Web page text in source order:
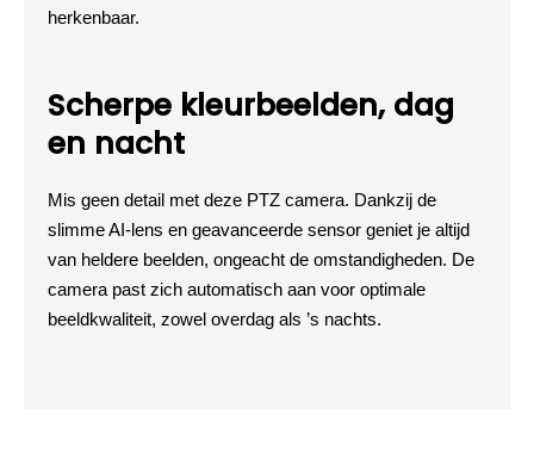
herkenbaar.
Scherpe kleurbeelden, dag
en nacht
Mis geen detail met deze PTZ camera. Dankzij de
slimme AI-lens en geavanceerde sensor geniet je altijd
van heldere beelden, ongeacht de omstandigheden. De
camera past zich automatisch aan voor optimale
beeldkwaliteit, zowel overdag als ’s nachts.